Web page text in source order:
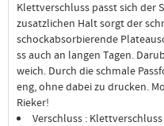
Klettverschluss passt sich der
zusatzlichen Halt sorgt der
schockabsorbierende
ss auch an langen Tagen.
weich. Durch die schmale
eng, ohne dabei zu drucken.
Rieker!
Verschluss : Klettverschluss